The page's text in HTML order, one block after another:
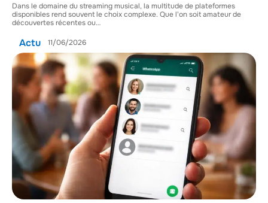
Dans le domaine du streaming musical, la multitude de plateformes
disponibles rend souvent le choix complexe. Que l'on soit amateur de
découvertes récentes ou…
Actu 11/06/2026